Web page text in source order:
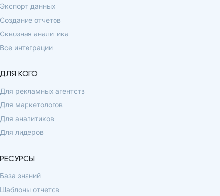
Экспорт данных
Создание отчетов
Сквозная аналитика
Все интеграции
ДЛЯ КОГО
Для рекламных агентств
Для маркетологов
Для аналитиков
Для лидеров
РЕСУРСЫ
База знаний
Шаблоны отчетов